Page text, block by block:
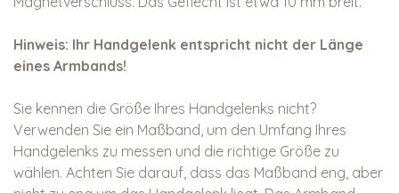
Hinweis: Ihr Handgelenk entspricht nicht der Länge
eines Armbands!
Sie kennen die Größe Ihres Handgelenks nicht?
Verwenden Sie ein Maßband, um den Umfang Ihres
Handgelenks zu messen und die richtige Größe zu
wählen. Achten Sie darauf, dass das Maßband eng, aber